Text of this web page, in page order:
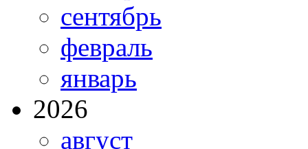
сентябрь
февраль
январь
2026
август